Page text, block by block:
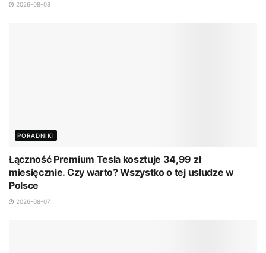
2026-08-08
PORADNIKI
Łączność Premium Tesla kosztuje 34,99 zł
miesięcznie. Czy warto? Wszystko o tej usłudze w
Polsce
2026-08-07